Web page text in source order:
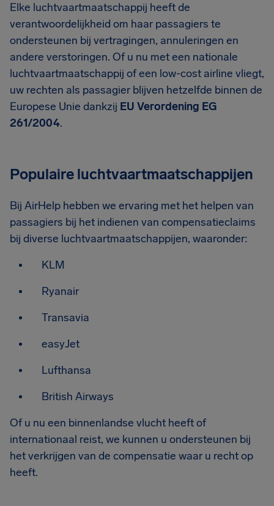
Elke luchtvaartmaatschappij heeft de
verantwoordelijkheid om haar passagiers te
ondersteunen bij vertragingen, annuleringen en
andere verstoringen. Of u nu met een nationale
luchtvaartmaatschappij of een low-cost airline vliegt,
uw rechten als passagier blijven hetzelfde binnen de
Europese Unie dankzij EU Verordening EG
261/2004.
Populaire luchtvaartmaatschappijen
Bij AirHelp hebben we ervaring met het helpen van
passagiers bij het indienen van compensatieclaims
bij diverse luchtvaartmaatschappijen, waaronder:
KLM
Ryanair
Transavia
easyJet
Lufthansa
British Airways
Of u nu een binnenlandse vlucht heeft of
internationaal reist, we kunnen u ondersteunen bij
het verkrijgen van de compensatie waar u recht op
heeft.